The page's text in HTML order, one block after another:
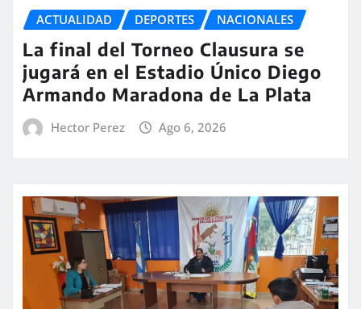
ACTUALIDAD DEPORTES NACIONALES
La final del Torneo Clausura se
jugará en el Estadio Único Diego
Armando Maradona de La Plata
Hector Perez Ago 6, 2026